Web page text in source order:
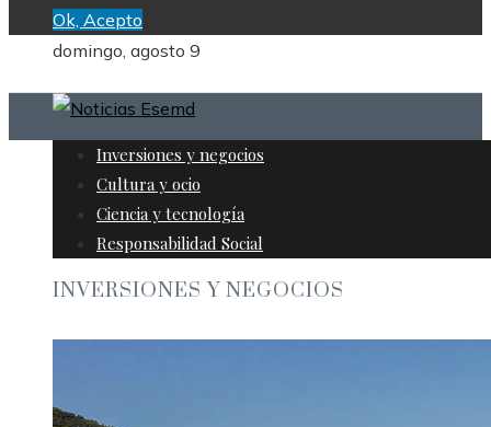
Ok, Acepto
domingo, agosto 9
Inversiones y negocios
Cultura y ocio
Ciencia y tecnología
Responsabilidad Social
INVERSIONES Y NEGOCIOS